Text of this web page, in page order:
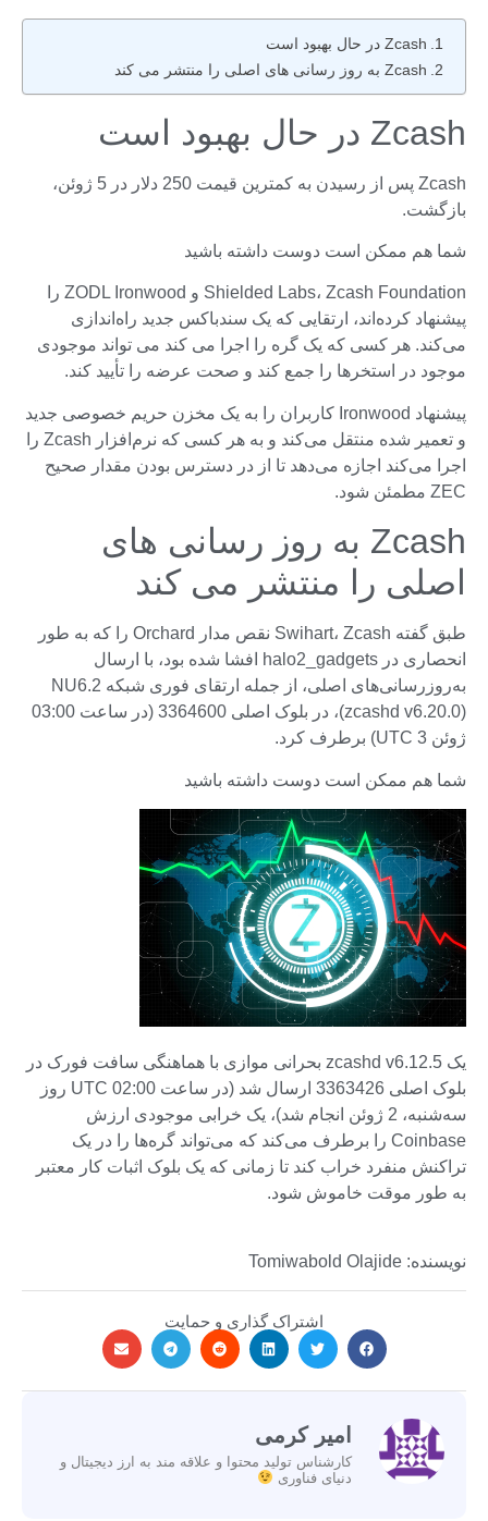
Zcash در حال بهبود است
Zcash به روز رسانی های اصلی را منتشر می کند
Zcash در حال بهبود است
Zcash پس از رسیدن به کمترین قیمت 250 دلار در 5 ژوئن،
بازگشت.
شما هم ممکن است دوست داشته باشید
Shielded Labs، Zcash Foundation و ZODL Ironwood را
پیشنهاد کرده‌اند، ارتقایی که یک سندباکس جدید راه‌اندازی
می‌کند. هر کسی که یک گره را اجرا می کند می تواند موجودی
موجود در استخرها را جمع کند و صحت عرضه را تأیید کند.
پیشنهاد Ironwood کاربران را به یک مخزن حریم خصوصی جدید
و تعمیر شده منتقل می‌کند و به هر کسی که نرم‌افزار Zcash را
اجرا می‌کند اجازه می‌دهد تا از در دسترس بودن مقدار صحیح
ZEC مطمئن شود.
Zcash به روز رسانی های
اصلی را منتشر می کند
طبق گفته Swihart، Zcash نقص مدار Orchard را که به طور
انحصاری در halo2_gadgets افشا شده بود، با ارسال
به‌روزرسانی‌های اصلی، از جمله ارتقای فوری شبکه NU6.2
(zcashd v6.20.0)، در بلوک اصلی 3364600 (در ساعت 03:00
ژوئن 3 UTC) برطرف کرد.
شما هم ممکن است دوست داشته باشید
یک zcashd v6.12.5 بحرانی موازی با هماهنگی سافت فورک در
بلوک اصلی 3363426 ارسال شد (در ساعت 02:00 UTC روز
سه‌شنبه، 2 ژوئن انجام شد)، یک خرابی موجودی ارزش
Coinbase را برطرف می‌کند که می‌تواند گره‌ها را در یک
تراکنش منفرد خراب کند تا زمانی که یک بلوک اثبات کار معتبر
به طور موقت خاموش شود.
نویسنده: Tomiwabold Olajide
اشتراک گذاری و حمایت
امیر کرمی
کارشناس تولید محتوا و علاقه مند به ارز دیجیتال و
دنیای فناوری